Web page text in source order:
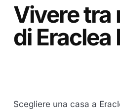
Vivere tra
di Eraclea
Scegliere una casa a